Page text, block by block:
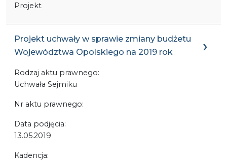
Projekt
Projekt uchwały w sprawie zmiany budżetu
Województwa Opolskiego na 2019 rok
Rodzaj aktu prawnego:
Uchwała Sejmiku
Nr aktu prawnego:
Data podjęcia:
13.05.2019
Kadencja: